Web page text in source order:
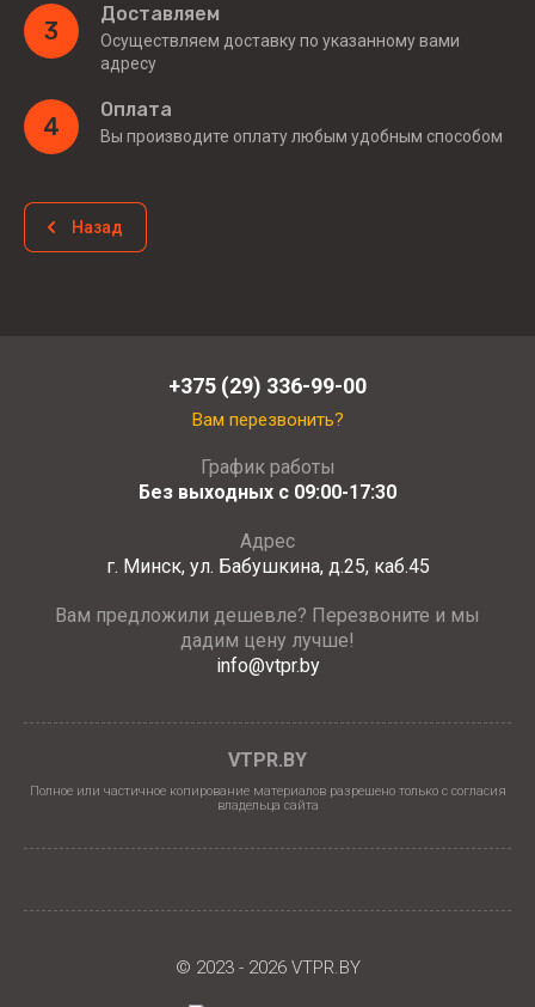
3
Доставляем
Осуществляем доставку по указанному вами
адресу
4
Оплата
Вы производите оплату любым удобным способом
Назад
+375 (29) 336-99-00
Вам перезвонить?
График работы
Без выходных с 09:00-17:30
Адрес
г. Минск, ул. Бабушкина, д.25, каб.45
Вам предложили дешевле? Перезвоните и мы
дадим цену лучше!
info@vtpr.by
VTPR.BY
Полное или частичное копирование материалов разрешено только с согласия
владельца сайта
© 2023 - 2026 VTPR.BY